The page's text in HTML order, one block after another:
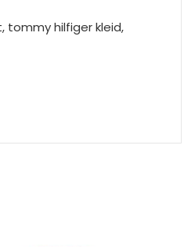
tommy hilfiger kleid,